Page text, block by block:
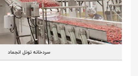
سردخانه تونل انجماد